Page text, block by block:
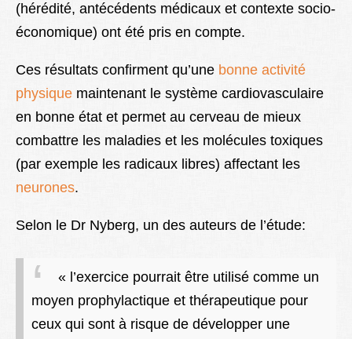
(hérédité, antécédents médicaux et contexte socio-
économique) ont été pris en compte.
Ces résultats confirment qu’une bonne activité
physique maintenant le système cardiovasculaire
en bonne état et permet au cerveau de mieux
combattre les maladies et les molécules toxiques
(par exemple les radicaux libres) affectant les
neurones.
Selon le Dr Nyberg, un des auteurs de l’étude:
« l’exercice pourrait être utilisé comme un
moyen prophylactique et thérapeutique pour
ceux qui sont à risque de développer une